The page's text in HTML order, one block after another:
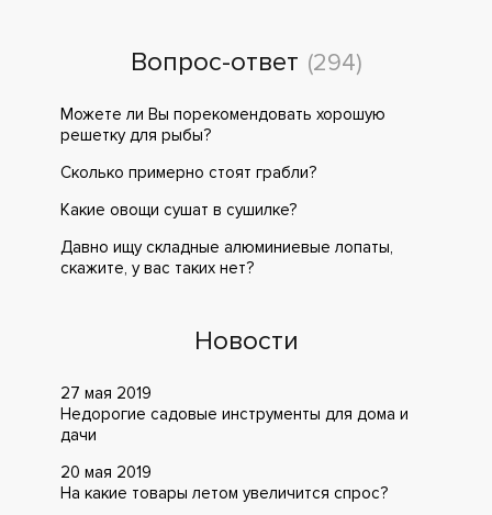
Вопрос-ответ (294)
Можете ли Вы порекомендовать хорошую
решетку для рыбы?
Сколько примерно стоят грабли?
Какие овощи сушат в сушилке?
Давно ищу складные алюминиевые лопаты,
скажите, у вас таких нет?
Новости
27 мая 2019
Недорогие садовые инструменты для дома и
дачи
20 мая 2019
На какие товары летом увеличится спрос?